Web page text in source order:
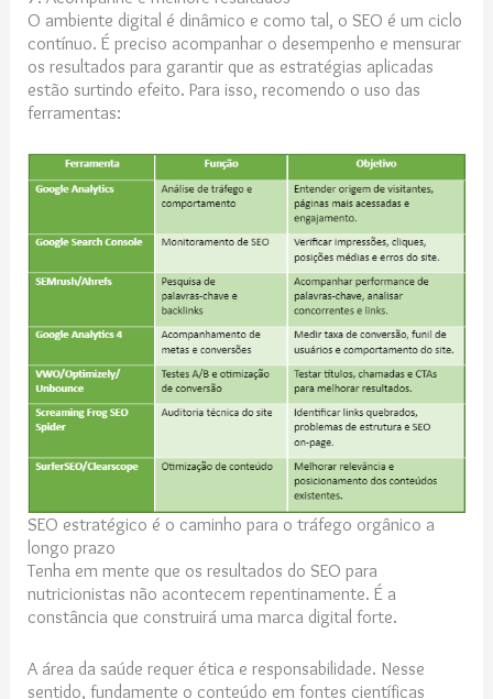
O ambiente digital é dinâmico e como tal, o SEO é um ciclo
contínuo. É preciso acompanhar o desempenho e mensurar
os resultados para garantir que as estratégias aplicadas
estão surtindo efeito. Para isso, recomendo o uso das
ferramentas:
SEO estratégico é o caminho para o tráfego orgânico a
longo prazo
Tenha em mente que os resultados do SEO para
nutricionistas não acontecem repentinamente. É a
constância que construirá uma marca digital forte.
A área da saúde requer ética e responsabilidade. Nesse
sentido, fundamente o conteúdo em fontes científicas